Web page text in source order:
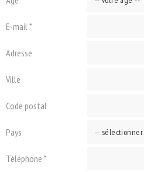
E-mail *
Adresse
Ville
Code postal
Pays
Téléphone *